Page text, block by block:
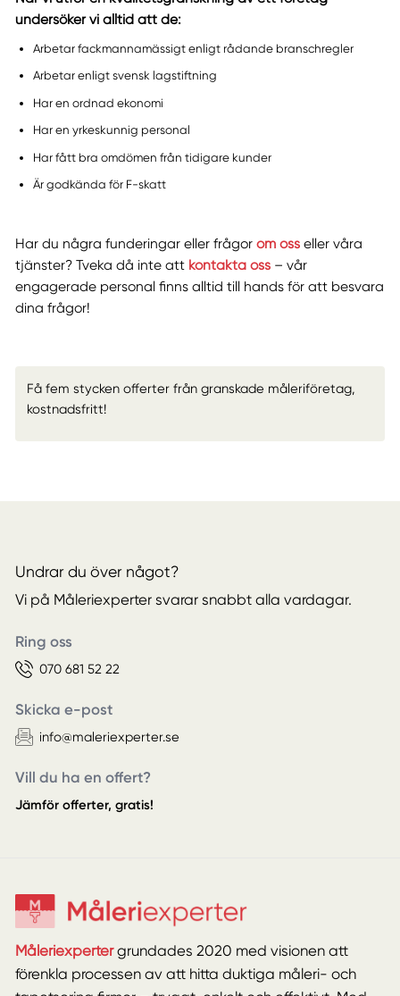
undersöker vi alltid att de:
Arbetar fackmannamässigt enligt rådande branschregler
Arbetar enligt svensk lagstiftning
Har en ordnad ekonomi
Har en yrkeskunnig personal
Har fått bra omdömen från tidigare kunder
Är godkända för F-skatt
Har du några funderingar eller frågor om osseller våra
tjänster? Tveka då inte att kontakta oss– vår
engagerade personal finns alltid till hands för att besvara
dina frågor!
Få fem stycken offerter från granskade måleriföretag,
kostnadsfritt!
Undrar du över något?
Vi på Måleriexperter svarar snabbt alla vardagar.
Ring oss
070 681 52 22
Skicka e-post
info@maleriexperter.se
Vill du ha en offert?
Jämför offerter, gratis!
Måleriexpertergrundades 2020 med visionen att
förenkla processen av att hitta duktiga måleri- och